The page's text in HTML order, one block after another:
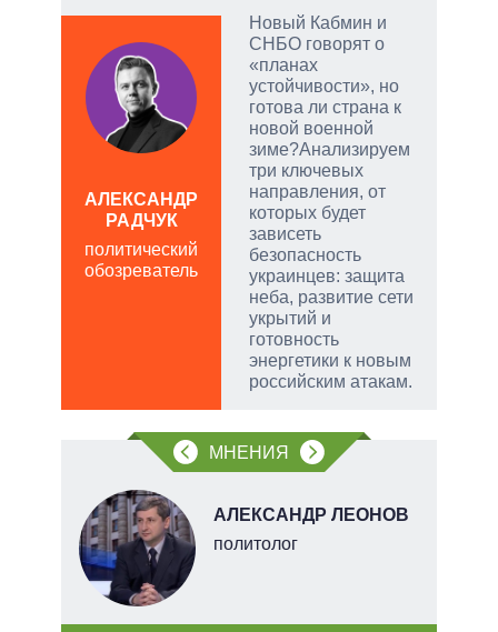
Новый Кабмин и
СНБО говорят о
«планах
устойчивости», но
готова ли страна к
новой военной
зиме?Анализируем
три ключевых
направления, от
которых будет
зависеть
безопасность
украинцев: защита
неба, развитие сети
укрытий и
готовность
энергетики к новым
российским атакам.
АЛЕКСАНДР
РАДЧУК
политический
обозреватель
МНЕНИЯ
АЛЕКСАНДР ЛЕОНОВ
политолог